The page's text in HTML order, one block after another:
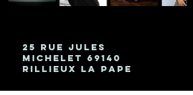
25 rue Jules
Michelet 69140
Rillieux la pape